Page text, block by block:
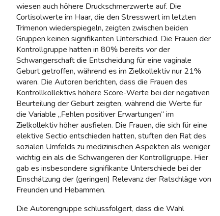
wiesen auch höhere Druckschmerzwerte auf. Die
Cortisolwerte im Haar, die den Stresswert im letzten
Trimenon wiederspiegeln, zeigten zwischen beiden
Gruppen keinen signifikanten Unterschied. Die Frauen der
Kontrollgruppe hatten in 80% bereits vor der
Schwangerschaft die Entscheidung für eine vaginale
Geburt getroffen, während es im Zielkollektiv nur 21%
waren. Die Autoren berichten, dass die Frauen des
Kontrollkollektivs höhere Score-Werte bei der negativen
Beurteilung der Geburt zeigten, während die Werte für
die Variable „Fehlen positiver Erwartungen“ im
Zielkollektiv höher ausfielen. Die Frauen, die sich für eine
elektive Sectio entschieden hatten, stuften den Rat des
sozialen Umfelds zu medizinischen Aspekten als weniger
wichtig ein als die Schwangeren der Kontrollgruppe. Hier
gab es insbesondere signifikante Unterschiede bei der
Einschätzung der (geringen) Relevanz der Ratschläge von
Freunden und Hebammen.
Die Autorengruppe schlussfolgert, dass die Wahl